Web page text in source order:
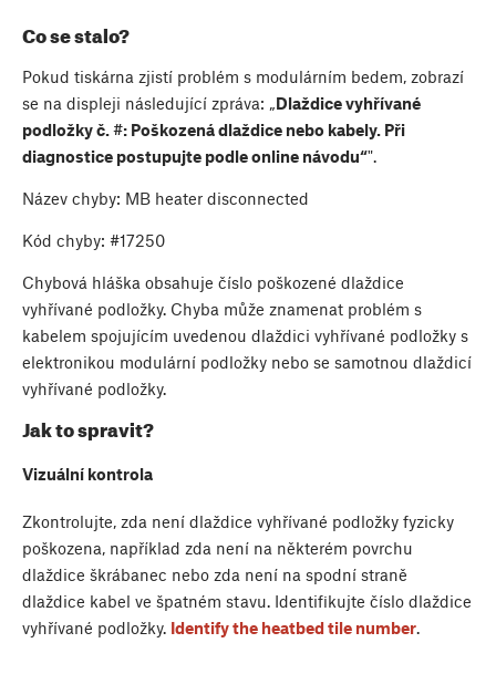
Co se stalo?
Pokud tiskárna zjistí problém s modulárním bedem, zobrazí
se na displeji následující zpráva: „Dlaždice vyhřívané
podložky č. #: Poškozená dlaždice nebo kabely. Při
diagnostice postupujte podle online návodu“".
Název chyby: MB heater disconnected
Kód chyby: #17250
Chybová hláška obsahuje číslo poškozené dlaždice
vyhřívané podložky. Chyba může znamenat problém s
kabelem spojujícím uvedenou dlaždici vyhřívané podložky s
elektronikou modulární podložky nebo se samotnou dlaždicí
vyhřívané podložky.
Jak to spravit?
Vizuální kontrola
Zkontrolujte, zda není dlaždice vyhřívané podložky fyzicky
poškozena, například zda není na některém povrchu
dlaždice škrábanec nebo zda není na spodní straně
dlaždice kabel ve špatném stavu. Identifikujte číslo dlaždice
vyhřívané podložky. Identify the heatbed tile number